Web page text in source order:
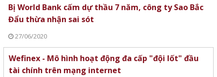
Bị World Bank cấm dự thầu 7 năm, công ty Sao Bắc
Đẩu thừa nhận sai sót
27/06/2020
Wefinex - Mô hình hoạt động đa cấp "đội lốt" đầu
tài chính trên mạng internet